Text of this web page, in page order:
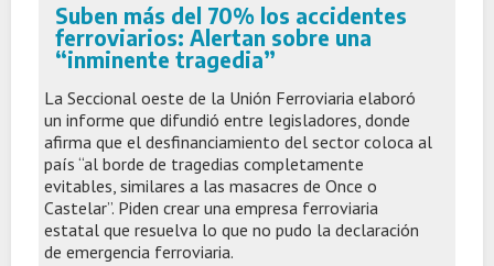
Suben más del 70% los accidentes
ferroviarios: Alertan sobre una
“inminente tragedia”
La Seccional oeste de la Unión Ferroviaria elaboró
un informe que difundió entre legisladores, donde
afirma que el desfinanciamiento del sector coloca al
país “al borde de tragedias completamente
evitables, similares a las masacres de Once o
Castelar”. Piden crear una empresa ferroviaria
estatal que resuelva lo que no pudo la declaración
de emergencia ferroviaria.